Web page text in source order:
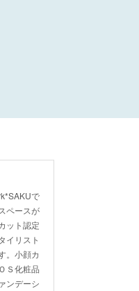
で
ペースが
ット認定
イリスト
。小顔カ
Ｓ化粧品
ンデーシ